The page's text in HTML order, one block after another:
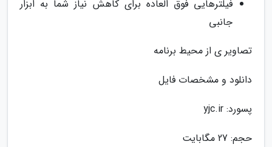
فیلترهایی فوق العاده برای کاهش نیاز شما به ابزار
جانبی
تصاویر ی از محیط برنامه
دانلود و مشخصات فایل
پسورد: yjc.ir
حجم: 27 مگابایت